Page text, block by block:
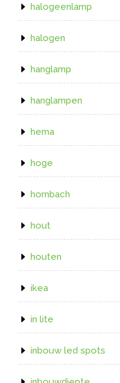
halogeenlamp
halogen
hanglamp
hanglampen
hema
hoge
hornbach
hout
houten
ikea
in lite
inbouw led spots